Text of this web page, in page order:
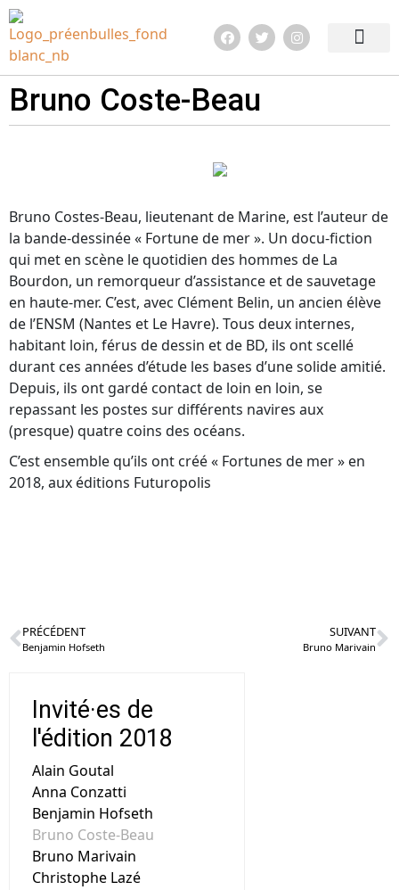
Bruno Coste-Beau
Bruno Costes-Beau, lieutenant de Marine, est l’auteur de
la bande-dessinée « Fortune de mer ». Un docu-fiction
qui met en scène le quotidien des hommes de La
Bourdon, un remorqueur d’assistance et de sauvetage
en haute-mer. C’est, avec Clément Belin, un ancien élève
de l’ENSM (Nantes et Le Havre). Tous deux internes,
habitant loin, férus de dessin et de BD, ils ont scellé
durant ces années d’étude les bases d’une solide amitié.
Depuis, ils ont gardé contact de loin en loin, se
repassant les postes sur différents navires aux
(presque) quatre coins des océans.
C’est ensemble qu’ils ont créé « Fortunes de mer » en
2018, aux éditions Futuropolis
PRÉCÉDENT
Benjamin Hofseth
SUIVANT
Bruno Marivain
Invité·es de
l'édition 2018
Alain Goutal
Anna Conzatti
Benjamin Hofseth
Bruno Coste-Beau
Bruno Marivain
Christophe Lazé